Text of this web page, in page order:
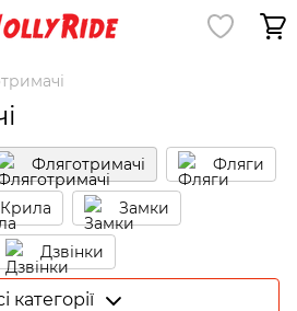
Фляготримачі Фляги
Крила Замки
Дзвінки
Тримачі для телефона
категорії